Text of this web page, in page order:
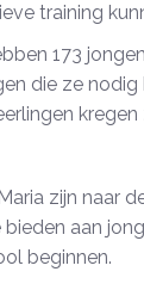
training
173
die ze
zijn naar
aan
beginnen.